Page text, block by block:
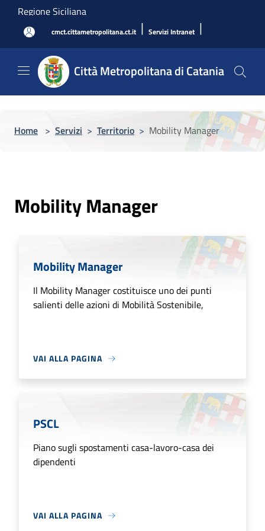
Salta al contenuto principale
Regione Siciliana
cmct.cittametropolitana.ct.it | Servizi Intranet |
Città Metropolitana di Catania
Home > Servizi > Territorio > Mobility Manager
Mobility Manager
Mobility Manager
Il Mobility Manager costituisce uno dei punti
salienti delle azioni di Mobilità Sostenibile,
VAI ALLA PAGINA
PSCL
Piano sugli spostamenti casa-lavoro-casa dei
dipendenti
VAI ALLA PAGINA